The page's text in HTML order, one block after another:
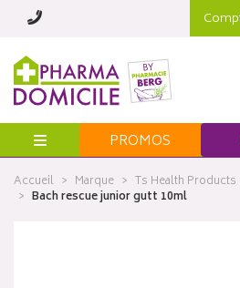
Menu PROMOS
Accueil Marque
Ts Health Products
Bach rescue junior gutt 10ml